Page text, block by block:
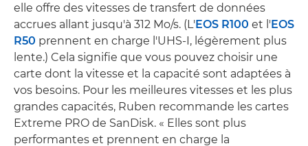
elle offre des vitesses de transfert de données
accrues allant jusqu'à 312 Mo/s. (L'EOS R100 et l'EOS
R50 prennent en charge l'UHS-I, légèrement plus
lente.) Cela signifie que vous pouvez choisir une
carte dont la vitesse et la capacité sont adaptées à
vos besoins. Pour les meilleures vitesses et les plus
grandes capacités, Ruben recommande les cartes
Extreme PRO de SanDisk. « Elles sont plus
performantes et prennent en charge la